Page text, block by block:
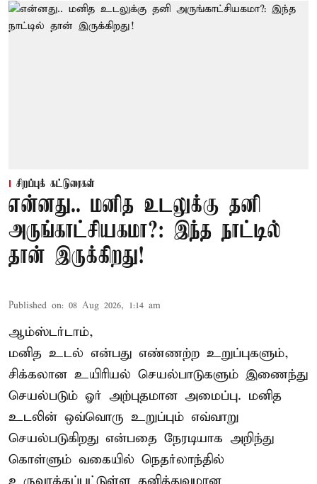
சிறப்புக் கட்டுரைகள்
என்னது.. மனித உடலுக்கு தனி
அருங்காட்சியகமா?: இந்த நாட்டில்
தான் இருக்கிறது!
Published on: 08 Aug 2026, 1:14 am
ஆம்ஸ்டர்டாம்,
மனித உடல் என்பது எண்ணற்ற உறுப்புகளும்,
சிக்கலான உயிரியல் செயல்பாடுகளும் இணைந்து
செயல்படும் ஓர் அற்புதமான அமைப்பு. மனித
உடலின் ஒவ்வொரு உறுப்பும் எவ்வாறு
செயல்படுகிறது என்பதை நேரடியாக அறிந்து
கொள்ளும் வகையில் நெதர்லாந்தில்